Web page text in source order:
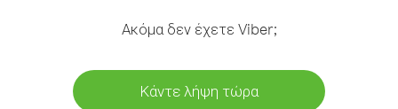
Ακόμα δεν έχετε Viber;
Κάντε λήψη τώρα